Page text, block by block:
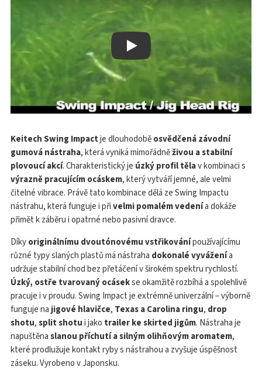
Play
Keitech Swing Impactje dlouhodoběosvědčená závodní
gumová nástraha, která vyniká mimořádněživou a stabilní
plovoucí akcí. Charakteristický je úzký profil tělav kombinaci s
výrazně pracujícím ocáskem, který vytváří jemné, ale velmi
čitelné vibrace. Právě tato kombinace dělá ze Swing Impactu
nástrahu, která funguje i přivelmi pomalém vedenía dokáže
přimět k záběru i opatrné nebo pasivní dravce.
Díkyoriginálnímu dvoutónovému vstřikovánípoužívajícímu
různé typy slaných plastů má nástraha dokonalé vyváženía
udržuje stabilní chod bez přetáčení v širokém spektru rychlostí.
Úzký, ostře tvarovaný ocásekse okamžitě rozbíhá a spolehlivě
pracuje i v proudu. Swing Impact je extrémně univerzální – výborně
funguje na jigové hlavičce, Texas a Carolina ringu, drop
shotu,split shotui jako trailer ke skirted jigům. Nástraha je
napuštěnaslanou příchutí a silným olihňovým aromatem,
které prodlužuje kontakt ryby s nástrahou a zvyšuje úspěšnost
záseku. Vyrobeno v Japonsku.